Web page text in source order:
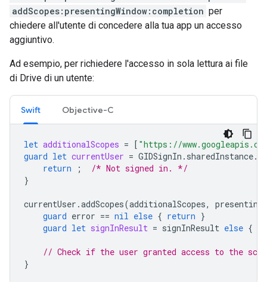
addScopes:presentingWindow:completion per
chiedere all'utente di concedere alla tua app un accesso
aggiuntivo.
Ad esempio, per richiedere l'accesso in sola lettura ai file
di Drive di un utente:
Swift Objective-C
let additionalScopes = [ "https://
guard let currentUser = GIDSignIn . sharedInstance.
return
;
/* Not signed in. */
}
currentUser .addScopes(additionalScopes, presenting
guard error == nil else { return }
guard let signInResult = signInResult else {
// Check if the user granted access to the
}